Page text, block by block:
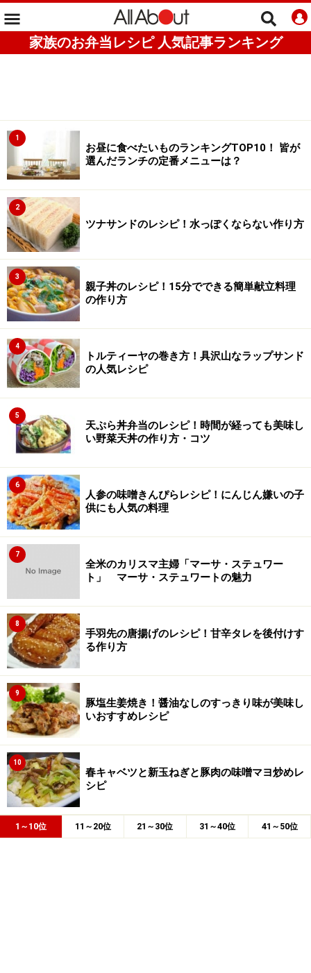
家族のお弁当レシピ 人気記事ランキング
1
お昼に食べたいものランキングTOP10！ 皆が
選んだランチの定番メニューは？
2
ツナサンドのレシピ！水っぽくならない作り方
3
親子丼のレシピ！15分でできる簡単献立料理
の作り方
4
トルティーヤの巻き方！具沢山なラップサンド
の人気レシピ
5
天ぷら丼弁当のレシピ！時間が経っても美味し
い野菜天丼の作り方・コツ
6
人参の味噌きんぴらレシピ！にんじん嫌いの子
供にも人気の料理
7
全米のカリスマ主婦「マーサ・ステュワー
ト」 マーサ・ステュワートの魅力
8
手羽先の唐揚げのレシピ！甘辛タレを後付けす
る作り方
9
豚塩生姜焼き！醤油なしのすっきり味が美味し
いおすすめレシピ
10
春キャベツと新玉ねぎと豚肉の味噌マヨ炒めレ
シピ
1～10位 11～20位 21～30位 31～40位 41～50位